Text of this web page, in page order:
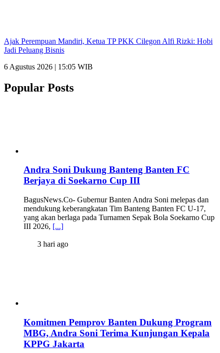
Ajak Perempuan Mandiri, Ketua TP PKK Cilegon Alfi Rizki: Hobi
Jadi Peluang Bisnis
6 Agustus 2026 | 15:05 WIB
Popular Posts
Andra Soni Dukung Banteng Banten FC
Berjaya di Soekarno Cup III
BagusNews.Co- Gubernur Banten Andra Soni melepas dan
mendukung keberangkatan Tim Banteng Banten FC U-17,
yang akan berlaga pada Turnamen Sepak Bola Soekarno Cup
III 2026, [...]
3 hari ago
Komitmen Pemprov Banten Dukung Program
MBG, Andra Soni Terima Kunjungan Kepala
KPPG Jakarta